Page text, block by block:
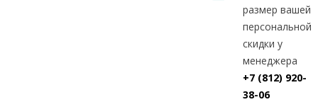
размер вашей
персональной
скидки у
менеджера
+7 (812) 920-
38-06